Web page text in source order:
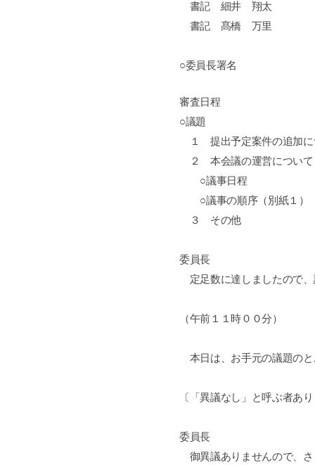
書記 細井 翔太
書記 髙橋 万里
○委員長署名
審査日程
○議題
１ 提出予定案件の追加に
２ 本会議の運営について
○議事日程
○議事の順序（別紙１）
３ その他
委員長
定足数に達しましたので
（午前１１時００分）
本日は、お手元の議題のと
〔「異議なし」と呼ぶ者あ
委員長
御異議ありませんので、